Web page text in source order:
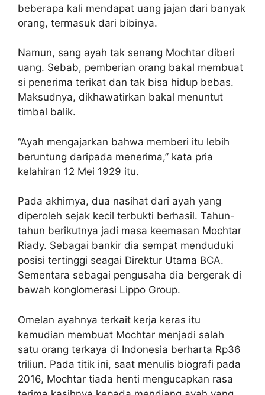
beberapa kali mendapat uang jajan dari banyak
orang, termasuk dari bibinya.
Namun, sang ayah tak senang Mochtar diberi
uang. Sebab, pemberian orang bakal membuat
si penerima terikat dan tak bisa hidup bebas.
Maksudnya, dikhawatirkan bakal menuntut
timbal balik.
“Ayah mengajarkan bahwa memberi itu lebih
beruntung daripada menerima,” kata pria
kelahiran 12 Mei 1929 itu.
Pada akhirnya, dua nasihat dari ayah yang
diperoleh sejak kecil terbukti berhasil. Tahun-
tahun berikutnya jadi masa keemasan Mochtar
Riady. Sebagai bankir dia sempat menduduki
posisi tertinggi seagai Direktur Utama BCA.
Sementara sebagai pengusaha dia bergerak di
bawah konglomerasi Lippo Group.
Omelan ayahnya terkait kerja keras itu
kemudian membuat Mochtar menjadi salah
satu orang terkaya di Indonesia berharta Rp36
triliun. Pada titik ini, saat menulis biografi pada
2016, Mochtar tiada henti mengucapkan rasa